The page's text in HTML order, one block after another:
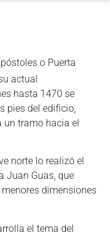
o Puerta
actual
hasta 1470 se
pies del edificio,
un tramo hacia el
norte lo realizó el
Juan Guas, que
dimensiones
el tema del